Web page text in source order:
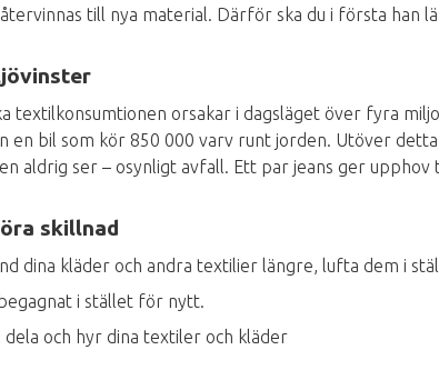
till nya material. Därför ska du i första han
textilkonsumtionen orsakar i dagsläget över fyra
en bil som kör 850 000 varv runt jorden. Utöver
aldrig ser – osynligt avfall. Ett par jeans ger upphov
skillnad
dina kläder och andra textilier längre, lufta dem i
i stället för nytt.
dela och hyr dina textiler och kläder